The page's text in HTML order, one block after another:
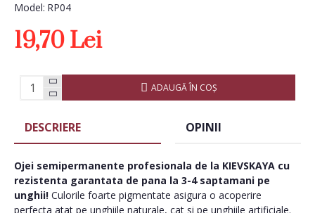
Model: RP04
19,70 Lei
ADAUGĂ ÎN COŞ
DESCRIERE OPINII
Ojei semipermanente profesionala de la KIEVSKAYA cu
rezistenta garantata de pana la 3-4 saptamani pe
unghii! Culorile foarte pigmentate asigura o acoperire
perfecta atat pe unghiile naturale, cat si pe unghiile artificiale.